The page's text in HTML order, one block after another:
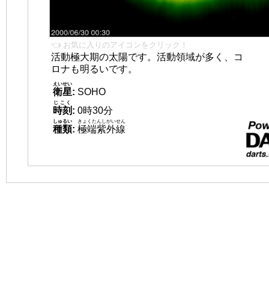
👈 お気に入りのアイコンをクリック！
活動極大期の太陽です。活動領域が多く、コ
ロナも明るいです。
衛星
えいせい
: SOHO
時刻
じこく
: 0時30分
種類
しゅるい
: 極端紫外線
きょくたんしがいせん